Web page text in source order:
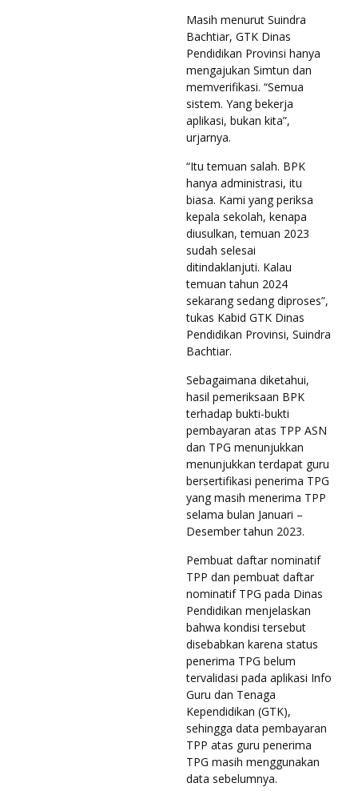
Masih menurut Suindra
Bachtiar, GTK Dinas
Pendidikan Provinsi hanya
mengajukan Simtun dan
memverifikasi. “Semua
sistem. Yang bekerja
aplikasi, bukan kita”,
urjarnya.
“Itu temuan salah. BPK
hanya administrasi, itu
biasa. Kami yang periksa
kepala sekolah, kenapa
diusulkan, temuan 2023
sudah selesai
ditindaklanjuti. Kalau
temuan tahun 2024
sekarang sedang diproses”,
tukas Kabid GTK Dinas
Pendidikan Provinsi, Suindra
Bachtiar.
Sebagaimana diketahui,
hasil pemeriksaan BPK
terhadap bukti-bukti
pembayaran atas TPP ASN
dan TPG menunjukkan
menunjukkan terdapat guru
bersertifikasi penerima TPG
yang masih menerima TPP
selama bulan Januari –
Desember tahun 2023.
Pembuat daftar nominatif
TPP dan pembuat daftar
nominatif TPG pada Dinas
Pendidikan menjelaskan
bahwa kondisi tersebut
disebabkan karena status
penerima TPG belum
tervalidasi pada aplikasi Info
Guru dan Tenaga
Kependidikan (GTK),
sehingga data pembayaran
TPP atas guru penerima
TPG masih menggunakan
data sebelumnya.